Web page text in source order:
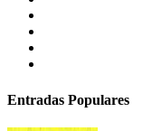
Entradas Populares